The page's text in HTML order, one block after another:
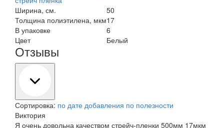
Ширина, см.
50
Толщина полиэтилена, мкм17
В упаковке
6
Цвет
Белый
Отзывы
Сортировка: по дате добавления по полезности
Виктория
Я очень довольна качеством стрейч-пленки 500мм 17мкм